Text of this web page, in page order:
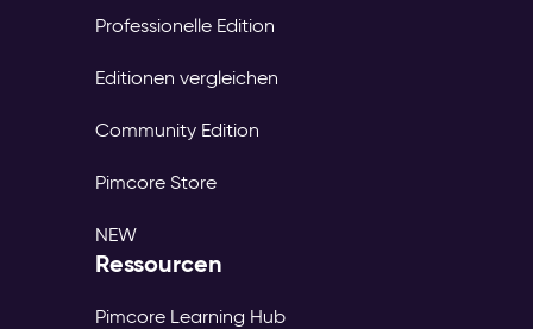
Professionelle Edition
Editionen vergleichen
Community Edition
Pimcore Store
NEW
Ressourcen
Pimcore Learning Hub